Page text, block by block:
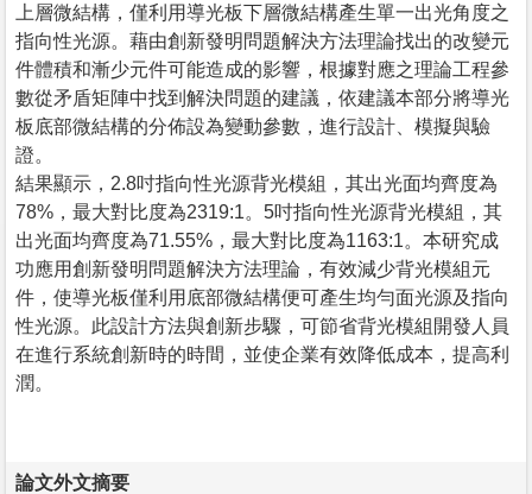
上層微結構，僅利用導光板下層微結構產生單一出光角度之
指向性光源。藉由創新發明問題解決方法理論找出的改變元
件體積和漸少元件可能造成的影響，根據對應之理論工程參
數從矛盾矩陣中找到解決問題的建議，依建議本部分將導光
板底部微結構的分佈設為變動參數，進行設計、模擬與驗
證。
結果顯示，2.8吋指向性光源背光模組，其出光面均齊度為
78%，最大對比度為2319:1。5吋指向性光源背光模組，其
出光面均齊度為71.55%，最大對比度為1163:1。本研究成
功應用創新發明問題解決方法理論，有效減少背光模組元
件，使導光板僅利用底部微結構便可產生均勻面光源及指向
性光源。此設計方法與創新步驟，可節省背光模組開發人員
在進行系統創新時的時間，並使企業有效降低成本，提高利
潤。
論文外文摘要